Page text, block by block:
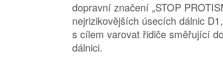
dopravní značení „STOP
nejrizikovějších úsecích dálnic
s cílem varovat řidiče směřující
dálnici.